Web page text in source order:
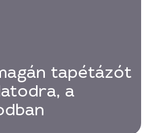
tapétázót
a